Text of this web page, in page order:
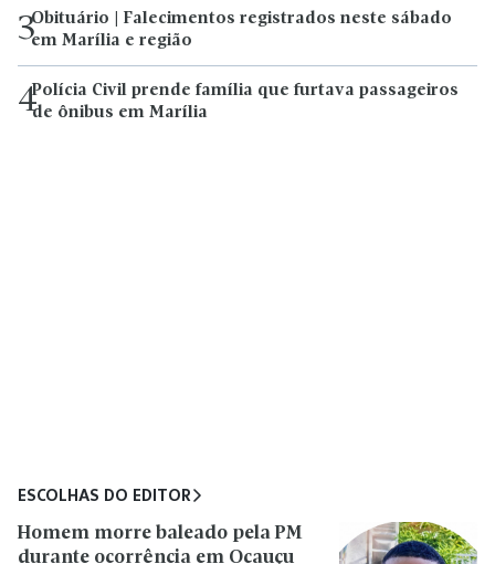
3Obituário | Falecimentos registrados neste sábado
em Marília e região
4Polícia Civil prende família que furtava passageiros
de ônibus em Marília
ESCOLHAS DO EDITOR
Homem morre baleado pela PM
durante ocorrência em Ocauçu